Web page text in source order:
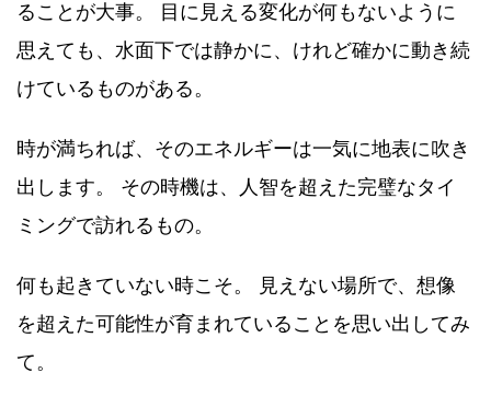
ることが大事。 目に見える変化が何もないように
思えても、水面下では静かに、けれど確かに動き続
けているものがある。
時が満ちれば、そのエネルギーは一気に地表に吹き
出します。 その時機は、人智を超えた完璧なタイ
ミングで訪れるもの。
何も起きていない時こそ。 見えない場所で、想像
を超えた可能性が育まれていることを思い出してみ
て。